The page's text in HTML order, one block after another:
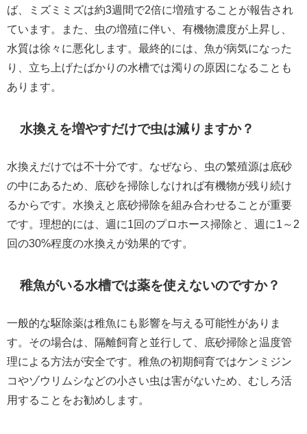
ば、ミズミミズは約3週間で2倍に増殖することが報告され
ています。また、虫の増殖に伴い、有機物濃度が上昇し、
水質は徐々に悪化します。最終的には、魚が病気になった
り、立ち上げたばかりの水槽では濁りの原因になることも
あります。
水換えを増やすだけで虫は減りますか？
水換えだけでは不十分です。なぜなら、虫の繁殖源は底砂
の中にあるため、底砂を掃除しなければ有機物が残り続け
るからです。水換えと底砂掃除を組み合わせることが重要
です。理想的には、週に1回のプロホース掃除と、週に1～2
回の30%程度の水換えが効果的です。
稚魚がいる水槽では薬を使えないのですか？
一般的な駆除薬は稚魚にも影響を与える可能性がありま
す。その場合は、隔離飼育と並行して、底砂掃除と温度管
理による方法が安全です。稚魚の初期飼育ではケンミジン
コやゾウリムシなどの小さい虫は害がないため、むしろ活
用することをお勧めします。